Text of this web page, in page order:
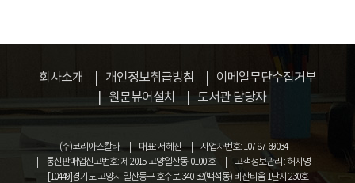
and 25 mg PGF2α was administered. Cows
were artificially inseminated twice after
estrous detection at 12 hr intervals. The cows
received 100 μg GnRH at the time of 1st
insemination. Embryos were recovered 7 or 8
days after the 1st insemination. Cows with
BUN ＜10, 11～18 and ≥19 mg/dl had return
회사소개 개인정보취급방침
이메일무단수집거부
원문뷰어설치
도서관 담당자
(주)코리아스칼라 대표: 서혜진
사업자번호: 107-87-69034
통신판매업신고번호: 제 2015-고양일산동-0100 호
고객정보관리 : 허지영
[10449]경기도 고양시 일산동구 호수로 340-38(백석동) 비잔티움 1단지 230호